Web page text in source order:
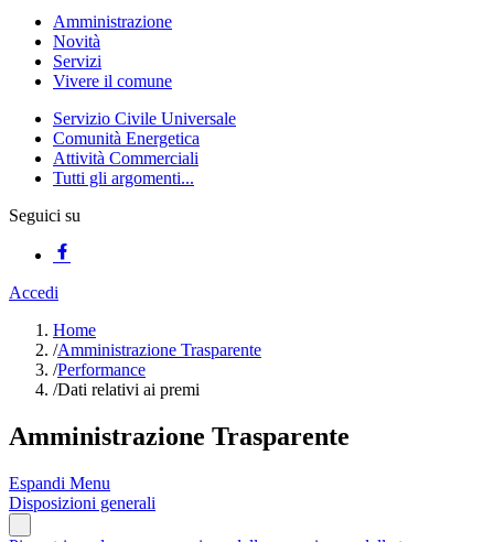
Amministrazione
Novità
Servizi
Vivere il comune
Servizio Civile Universale
Comunità Energetica
Attività Commerciali
Tutti gli argomenti...
Seguici su
Accedi
Home
/Amministrazione Trasparente
/Performance
/Dati relativi ai premi
Amministrazione Trasparente
Espandi Menu
Disposizioni generali